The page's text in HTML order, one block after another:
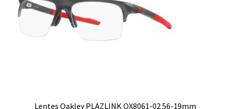
Lentes Oakley PLAZLINK OX8061-02 56-19mm